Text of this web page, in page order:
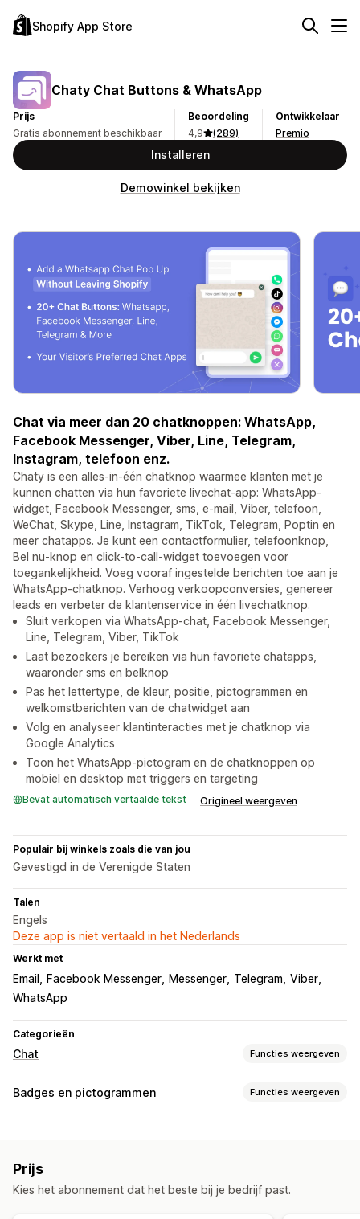
Shopify App Store
Chaty Chat Buttons & WhatsApp
Prijs
Gratis abonnement beschikbaar
Beoordeling
4,9
(289)
Ontwikkelaar
Premio
Installeren
Demowinkel bekijken
Chat via meer dan 20 chatknoppen: WhatsApp,
Facebook Messenger, Viber, Line, Telegram,
Instagram, telefoon enz.
Chaty is een alles-in-één chatknop waarmee klanten met je
kunnen chatten via hun favoriete livechat-app: WhatsApp-
widget, Facebook Messenger, sms, e-mail, Viber, telefoon,
WeChat, Skype, Line, Instagram, TikTok, Telegram, Poptin en
meer chatapps. Je kunt een contactformulier, telefoonknop,
Bel nu-knop en click-to-call-widget toevoegen voor
toegankelijkheid. Voeg vooraf ingestelde berichten toe aan je
WhatsApp-chatknop. Verhoog verkoopconversies, genereer
leads en verbeter de klantenservice in één livechatknop.
Sluit verkopen via WhatsApp-chat, Facebook Messenger,
Line, Telegram, Viber, TikTok
Laat bezoekers je bereiken via hun favoriete chatapps,
waaronder sms en belknop
Pas het lettertype, de kleur, positie, pictogrammen en
welkomstberichten van de chatwidget aan
Volg en analyseer klantinteracties met je chatknop via
Google Analytics
Toon het WhatsApp-pictogram en de chatknoppen op
mobiel en desktop met triggers en targeting
Bevat automatisch vertaalde tekst Origineel weergeven
Populair bij winkels zoals die van jou
Gevestigd in de Verenigde Staten
Talen
Engels
Deze app is niet vertaald in het Nederlands
Werkt met
Email Facebook Messenger Messenger Telegram Viber
WhatsApp
Categorieën
Chat Functies weergeven
Aanpassing
Badges en pictogrammen Functies weergeven
Aanpassing
Prijs
Kies het abonnement dat het beste bij je bedrijf past.